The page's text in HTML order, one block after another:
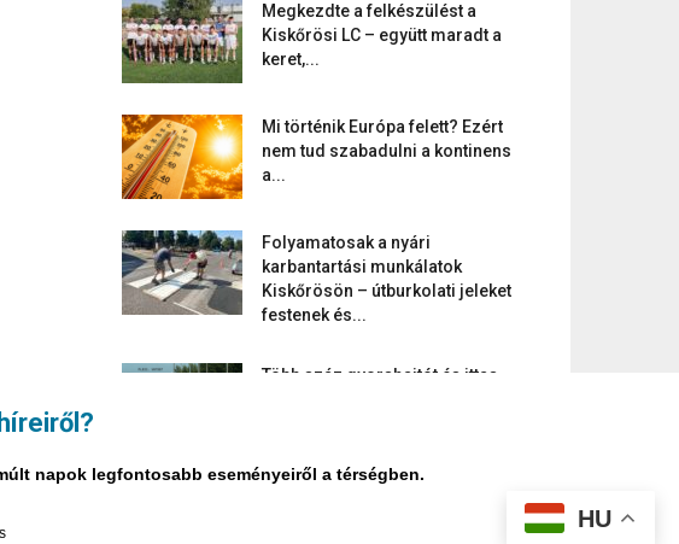
napok legfontosabb eseményeiről a térségben.
Megkezdte a felkészülést a
Kiskőrösi LC – együtt maradt a
keret,...
Mi történik Európa felett? Ezért
nem tud szabadulni a kontinens
a...
Folyamatosak a nyári
karbantartási munkálatok
Kiskőrösön – útburkolati jeleket
festenek és...
Több száz gyorshajtót és ittas
HU